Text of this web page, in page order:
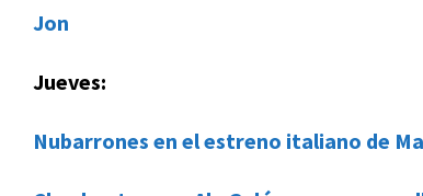
Jon
Jueves:
Nubarrones en el estreno italiano de